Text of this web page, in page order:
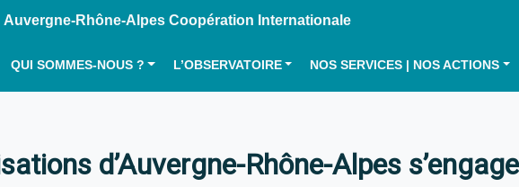
Auvergne-Rhône-Alpes Coopération Internationale
QUI SOMMES-NOUS ? L’OBSERVATOIRE NOS SERVICES | NOS ACTIONS
d’Auvergne-Rhône-Alpes